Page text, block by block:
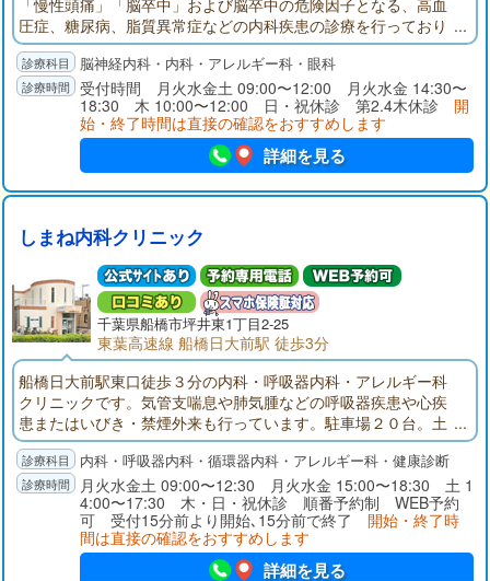
「慢性頭痛」「脳卒中」および脳卒中の危険因子となる、高血
圧症、糖尿病、脂質異常症などの内科疾患の診療を行っており
ます。ふるえ、歩行障害、物忘れなどの症状のある方はご相談
ください。東葉高速鉄道「船橋日大前」東口駅前（くすりの福
太郎２階）。頭部CT完備。神経内科専門医、指導医。頭痛専門
医、指導医。内科学会認定内科医。眼科学会専門医。
脳神経内科・内科・アレルギー科・眼科
受付時間 月火水金土 09:00〜12:00 月火水金 14:30〜
18:30 木 10:00〜12:00 日・祝休診 第2.4木休診 開
始・終了時間は直接の確認をおすすめします
詳細を見る
しまね内科クリニック
千葉県船橋市坪井東1丁目2-25
東葉高速線 船橋日大前駅 徒歩3分
船橋日大前駅東口徒歩３分の内科・呼吸器内科・アレルギー科
クリニックです。気管支喘息や肺気腫などの呼吸器疾患や心疾
患またはいびき・禁煙外来も行っています。駐車場２０台。土
曜診療も行っています。
内科・呼吸器内科・循環器内科・アレルギー科・健康診断
月火水金土 09:00〜12:30 月火水金 15:00〜18:30 土 1
4:00〜17:30 木・日・祝休診 順番予約制 WEB予約
可 受付15分前より開始､15分前で終了 開始・終了時
間は直接の確認をおすすめします
詳細を見る